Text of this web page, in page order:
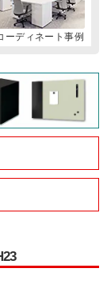
ーディネート事例